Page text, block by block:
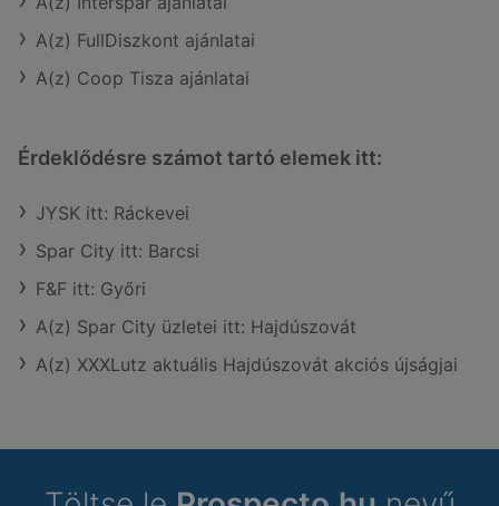
A(z) FullDiszkont ajánlatai
A(z) Coop Tisza ajánlatai
Érdeklődésre számot tartó elemek itt:
JYSK itt: Ráckevei
Spar City itt: Barcsi
F&F itt: Győri
A(z) Spar City üzletei itt: Hajdúszovát
A(z) XXXLutz aktuális Hajdúszovát akciós újságjai